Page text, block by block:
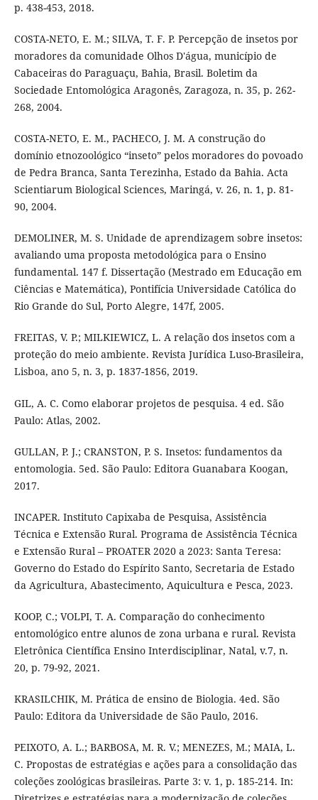
p. 438-453, 2018.
COSTA-NETO, E. M.; SILVA, T. F. P. Percepção de insetos por
moradores da comunidade Olhos D'água, município de
Cabaceiras do Paraguaçu, Bahia, Brasil. Boletim da
Sociedade Entomológica Aragonês, Zaragoza, n. 35, p. 262-
268, 2004.
COSTA-NETO, E. M., PACHECO, J. M. A construção do
domínio etnozoológico “inseto” pelos moradores do povoado
de Pedra Branca, Santa Terezinha, Estado da Bahia. Acta
Scientiarum Biological Sciences, Maringá, v. 26, n. 1, p. 81-
90, 2004.
DEMOLINER, M. S. Unidade de aprendizagem sobre insetos:
avaliando uma proposta metodológica para o Ensino
fundamental. 147 f. Dissertação (Mestrado em Educação em
Ciências e Matemática), Pontifícia Universidade Católica do
Rio Grande do Sul, Porto Alegre, 147f, 2005.
FREITAS, V. P.; MILKIEWICZ, L. A relação dos insetos com a
proteção do meio ambiente. Revista Jurídica Luso-Brasileira,
Lisboa, ano 5, n. 3, p. 1837-1856, 2019.
GIL, A. C. Como elaborar projetos de pesquisa. 4 ed. São
Paulo: Atlas, 2002.
GULLAN, P. J.; CRANSTON, P. S. Insetos: fundamentos da
entomologia. 5ed. São Paulo: Editora Guanabara Koogan,
2017.
INCAPER. Instituto Capixaba de Pesquisa, Assistência
Técnica e Extensão Rural. Programa de Assistência Técnica
e Extensão Rural – PROATER 2020 a 2023: Santa Teresa:
Governo do Estado do Espírito Santo, Secretaria de Estado
da Agricultura, Abastecimento, Aquicultura e Pesca, 2023.
KOOP, C.; VOLPI, T. A. Comparação do conhecimento
entomológico entre alunos de zona urbana e rural. Revista
Eletrônica Científica Ensino Interdisciplinar, Natal, v.7, n.
20, p. 79-92, 2021.
KRASILCHIK, M. Prática de ensino de Biologia. 4ed. São
Paulo: Editora da Universidade de São Paulo, 2016.
PEIXOTO, A. L.; BARBOSA, M. R. V.; MENEZES, M.; MAIA, L.
C. Propostas de estratégias e ações para a consolidação das
coleções zoológicas brasileiras. Parte 3: v. 1, p. 185-214. In: